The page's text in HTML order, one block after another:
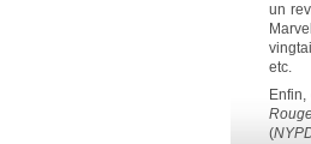
un
etc.
(